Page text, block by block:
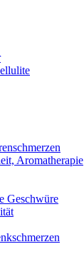
Aromatherapie
Geschwüre